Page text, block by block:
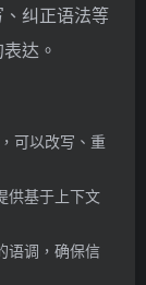
纠正语法等
达。
可以改写、重
供基于上下文
语调，确保信